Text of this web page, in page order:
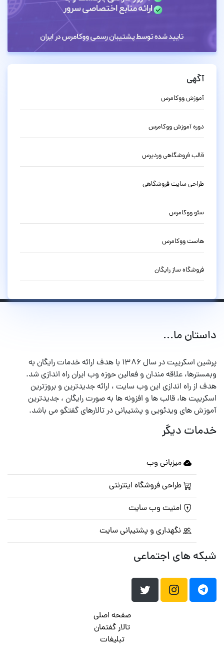
آگهی
آموزش ووکامرس
دوره آموزش ووکامرس
قالب فروشگاهی وردپرس
طراحی سایت فروشگاهی
سئو ووکامرس
هاست ووکامرس
فروشگاه ساز رایگان
داستان ما...
پرشین اسکریپت در سال ۱۳۸۶ با هدف ارائه خدمات رایگان به
وبمسترها، علاقه مندان و فعالین حوزه وب ایران راه اندازی شد.
هدف از راه اندازی این وب سایت ، ارائه جدیدترین و بروزترین
اسکریپت ها، قالب ها و افزونه ها به صورت رایگان ، جدیدترین
آموزش های ویدئویی و پشتیبانی در تالارهای گفتگو می باشد.
خدمات دیگر
میزبانی وب
طراحی فروشگاه اینترنتی
امنیت وب سایت
نگهداری و پشتیبانی سایت
شبکه های اجتماعی
صفحه اصلی
تالار گفتمان
تبلیغات